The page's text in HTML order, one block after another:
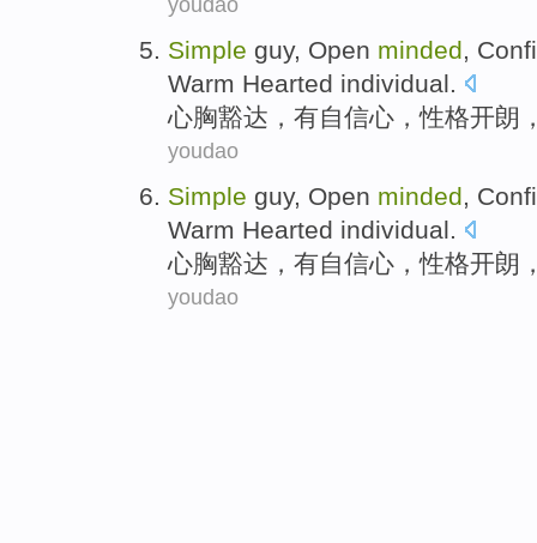
youdao
Simple guy, Open minded,
Warm Hearted individual.
心胸豁达 ， 有自信心 ，性格开朗
youdao
Simple guy, Open minded,
Warm Hearted individual.
心胸豁达 ， 有自信心 ，性格开朗
youdao